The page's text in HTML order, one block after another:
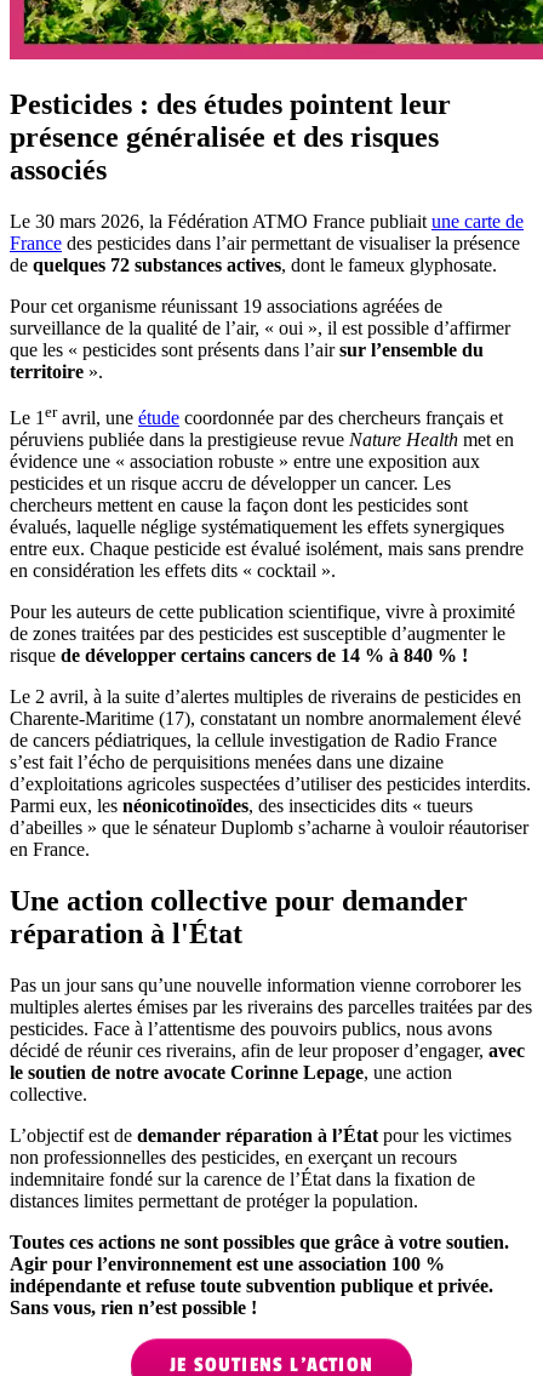
Pesticides : des études pointent leur
présence généralisée et des risques
associés
Le 30 mars 2026, la Fédération ATMO France publiait une carte de
France des pesticides dans l’air permettant de visualiser la présence
de quelques 72 substances actives, dont le fameux glyphosate.
Pour cet organisme réunissant 19 associations agréées de
surveillance de la qualité de l’air, « oui », il est possible d’affirmer
que les « pesticides sont présents dans l’airsur l’ensemble du
territoire ».
Le 1 eravril, une étude coordonnée par des chercheurs français et
péruviens publiée dans la prestigieuse revue Nature Health met en
évidence une « association robuste » entre une exposition aux
pesticides et un risque accru de développer un cancer. Les
chercheurs mettent en cause la façon dont les pesticides sont
évalués, laquelle néglige systématiquement les effets synergiques
entre eux. Chaque pesticide est évalué isolément, mais sans prendre
en considération les effets dits « cocktail ».
Pour les auteurs de cette publication scientifique, vivre à proximité
de zones traitées par des pesticides est susceptible d’augmenter le
risque de développer certains cancers de 14 % à 840 % !
Le 2 avril, à la suite d’alertes multiples de riverains de pesticides en
Charente-Maritime (17), constatant un nombre anormalement élevé
de cancers pédiatriques, la cellule investigation de Radio France
s’est fait l’écho de perquisitions menées dans une dizaine
d’exploitations agricoles suspectées d’utiliser des pesticides interdits.
Parmi eux, les néonicotinoïdes, des insecticides dits « tueurs
d’abeilles » que le sénateur Duplomb s’acharne à vouloir réautoriser
en France.
Une action collective pour demander
réparation à l'État
Pas un jour sans qu’une nouvelle information vienne corroborer les
multiples alertes émises par les riverains des parcelles traitées par des
pesticides. Face à l’attentisme des pouvoirs publics, nous avons
décidé de réunir ces riverains, afin de leur proposer d’engager, avec
le soutien de notre avocate Corinne Lepage, une action
collective.
L’objectif est de demander réparation à l’État pour les victimes
non professionnelles des pesticides, en exerçant un recours
indemnitaire fondé sur la carence de l’État dans la fixation de
distances limites permettant de protéger la population.
Toutes ces actions ne sont possibles que grâce à votre soutien.
Agir pour l’environnement est une association 100 %
indépendante et refuse toute subvention publique et privée.
Sans vous, rien n’est possible !
JE SOUTIENS L'ACTION